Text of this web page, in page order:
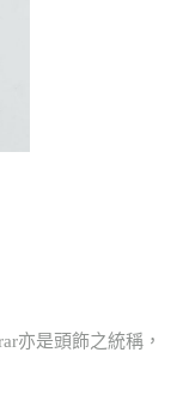
亦是頭飾之統稱，